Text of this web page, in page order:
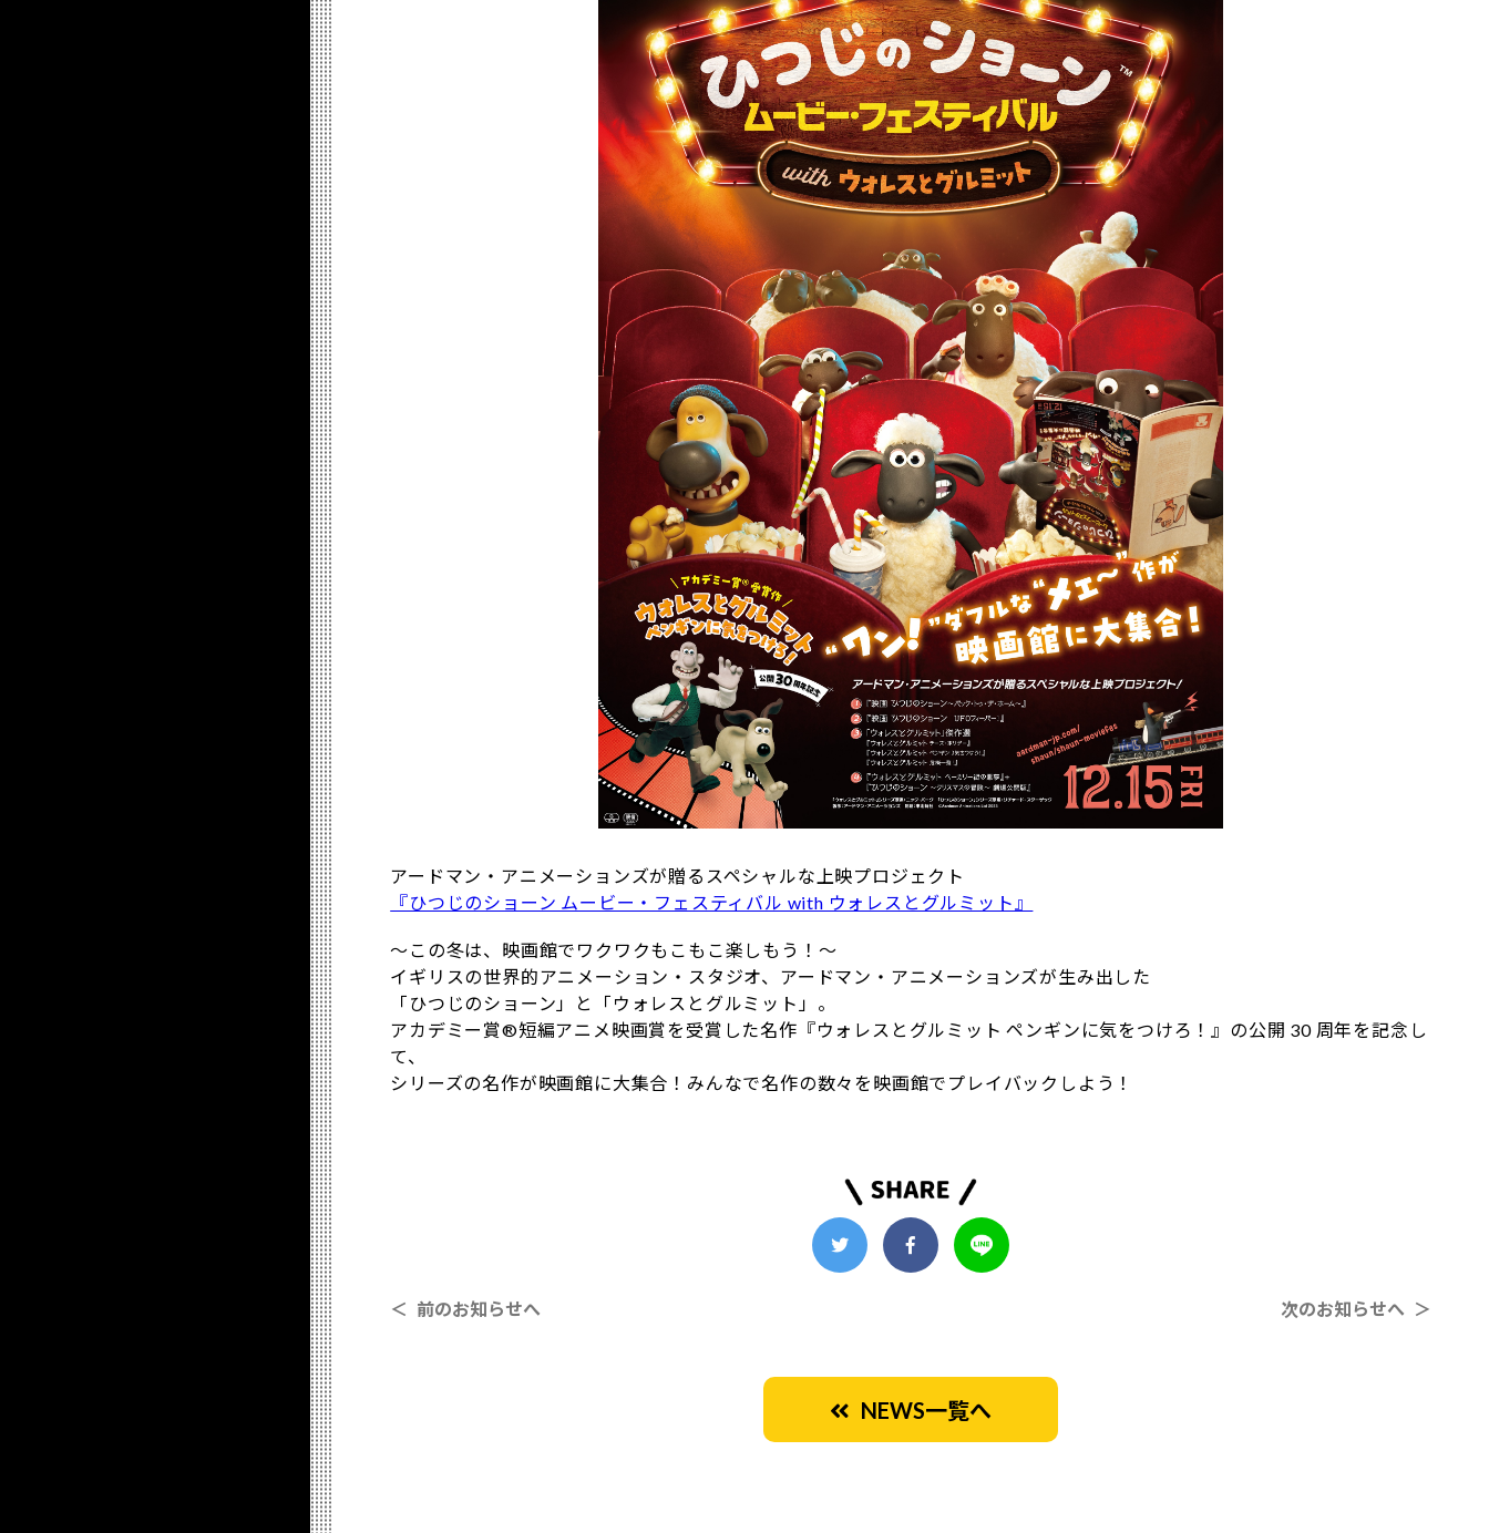
アードマン・アニメーションズが贈るスペシャルな上映プロジェクト
『ひつじのショーン ムービー・フェスティバル with ウォレスとグルミット』
～この冬は、映画館でワクワクもこもこ楽しもう！～
イギリスの世界的アニメーション・スタジオ、アードマン・アニメーションズが生み出した
「ひつじのショーン」と「ウォレスとグルミット」。
アカデミー賞®短編アニメ映画賞を受賞した名作『ウォレスとグルミット ペンギンに気をつけろ！』の公開 30 周年を記念し
て、
シリーズの名作が映画館に大集合！みんなで名作の数々を映画館でプレイバックしよう！
＜ 前のお知らせへ 次のお知らせへ ＞
NEWS一覧へ